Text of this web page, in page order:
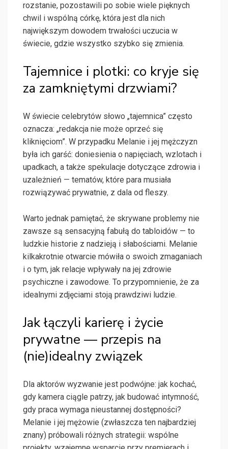
rozstanie, pozostawili po sobie wiele pięknych
chwil i wspólną córkę, która jest dla nich
największym dowodem trwałości uczucia w
świecie, gdzie wszystko szybko się zmienia.
Tajemnice i plotki: co kryje się
za zamkniętymi drzwiami?
W świecie celebrytów słowo „tajemnica” często
oznacza: „redakcja nie może oprzeć się
kliknięciom”. W przypadku Melanie i jej mężczyzn
była ich garść: doniesienia o napięciach, wzlotach i
upadkach, a także spekulacje dotyczące zdrowia i
uzależnień — tematów, które para musiała
rozwiązywać prywatnie, z dala od fleszy.
Warto jednak pamiętać, że skrywane problemy nie
zawsze są sensacyjną fabułą do tabloidów — to
ludzkie historie z nadzieją i słabościami. Melanie
kilkakrotnie otwarcie mówiła o swoich zmaganiach
i o tym, jak relacje wpływały na jej zdrowie
psychiczne i zawodowe. To przypomnienie, że za
idealnymi zdjęciami stoją prawdziwi ludzie.
Jak łączyli karierę i życie
prywatne — przepis na
(nie)idealny związek
Dla aktorów wyzwanie jest podwójne: jak kochać,
gdy kamera ciągle patrzy, jak budować intymność,
gdy praca wymaga nieustannej dostępności?
Melanie i jej mężowie (zwłaszcza ten najbardziej
znany) próbowali różnych strategii: wspólne